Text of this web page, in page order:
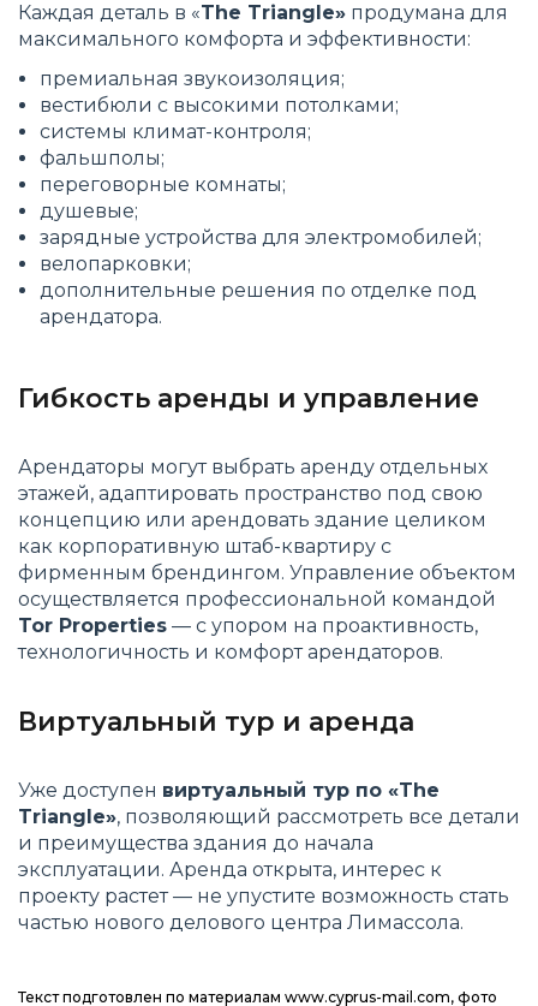
Каждая деталь в «The Triangle» продумана для
максимального комфорта и эффективности:
премиальная звукоизоляция;
вестибюли с высокими потолками;
системы климат-контроля;
фальшполы;
переговорные комнаты;
душевые;
зарядные устройства для электромобилей;
велопарковки;
дополнительные решения по отделке под
арендатора.
Гибкость аренды и управление
Арендаторы могут выбрать аренду отдельных
этажей, адаптировать пространство под свою
концепцию или арендовать здание целиком
как корпоративную штаб-квартиру с
фирменным брендингом. Управление объектом
осуществляется профессиональной командой
Tor Properties — с упором на проактивность,
технологичность и комфорт арендаторов.
Виртуальный тур и аренда
Уже доступен виртуальный тур по «The
Triangle», позволяющий рассмотреть все детали
и преимущества здания до начала
эксплуатации. Аренда открыта, интерес к
проекту растет — не упустите возможность стать
частью нового делового центра Лимассола.
Текст подготовлен по материалам www.cyprus-mail.com, фото